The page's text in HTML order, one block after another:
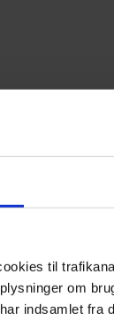
til
om
indsamlet fra